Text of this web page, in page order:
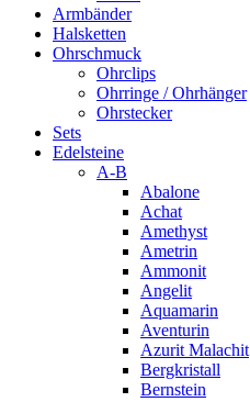
Armbänder
Halsketten
Ohrschmuck
Ohrclips
Ohrringe / Ohrhänger
Ohrstecker
Sets
Edelsteine
A-B
Abalone
Achat
Amethyst
Ametrin
Ammonit
Angelit
Aquamarin
Aventurin
Azurit Malachit
Bergkristall
Bernstein